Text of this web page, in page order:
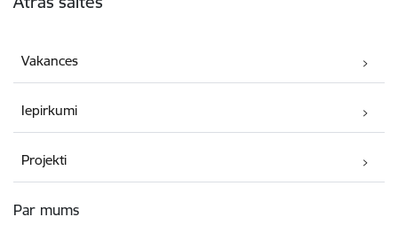
Vakances
Iepirkumi
Projekti
Par mums